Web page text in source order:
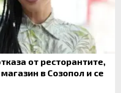
от ресторантите,
в Созопол и се